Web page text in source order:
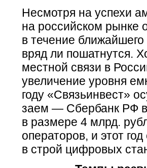
Несмотря на успехи
на российском рынке
в течение
вряд ли пошатнутся.
местной связи в
увеличение уровня
году «Связьинвест»
заем — Сбербанк РФ
в размере 4 млрд.
операторов, и этот
в строй цифровых